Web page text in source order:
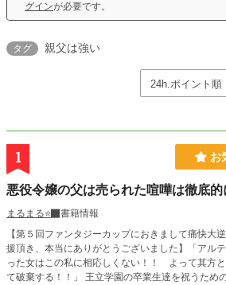
グインが必要です。
タグ 親父は強い
1 お
悪役令嬢の父は売られた喧嘩は徹底
まるまる⭐️
書籍情報
【第５回ファンタジーカップにおきまして痛快大
援頂き、本当にありがとうございました】「アル
った女はこの私に相応しくない！！ よって其方
て破棄する！！」 王立学園の卒業生達を祝うための祝賀パーティー。娘の晴れ